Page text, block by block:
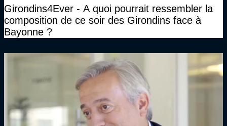
Girondins4Ever - A quoi pourrait ressembler la
composition de ce soir des Girondins face à
Bayonne ?